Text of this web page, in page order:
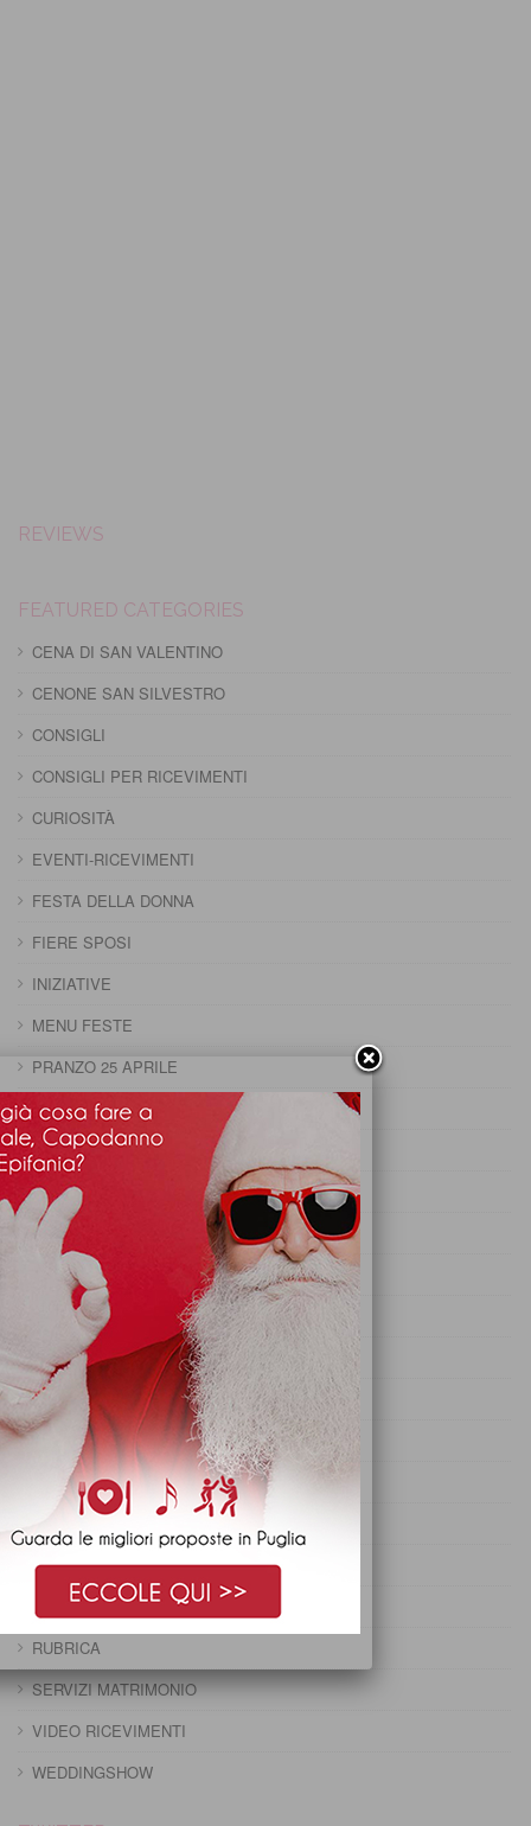
REVIEWS
FEATURED CATEGORIES
CENA DI SAN VALENTINO
CENONE SAN SILVESTRO
CONSIGLI
CONSIGLI PER RICEVIMENTI
CURIOSITÀ
EVENTI-RICEVIMENTI
FESTA DELLA DONNA
FIERE SPOSI
INIZIATIVE
MENU FESTE
PRANZO 25 APRILE
PRANZO CAPODANNO
PRANZO DELLA DOMENICA
PRANZO DELLA PENTOLACCIA
PRANZO DI CARNEVALE
PRANZO DI FERRAGOSTO
PRANZO DI OGNISSANTI
PRANZO DI PASQUA
PRANZO DI PASQUETTA
PRANZO EPIFANIA
PRANZO IMMACOLATA
PRANZO NATALE
PRANZO PRIMO MAGGIO
PRANZO SANTO STEFANO
RUBRICA
SERVIZI MATRIMONIO
VIDEO RICEVIMENTI
WEDDINGSHOW